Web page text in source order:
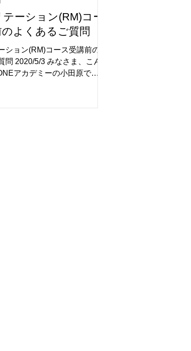
ーション(RM)コー
のよくあるご質問
ション(RM)コース受講前の
問 2020/5/3 みなさま、こん
アカデミーの小田原で
るニーズが、近年とても高